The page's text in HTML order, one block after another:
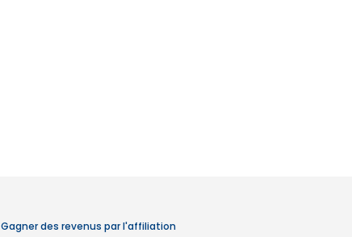
Gagner des revenus par l'affiliation